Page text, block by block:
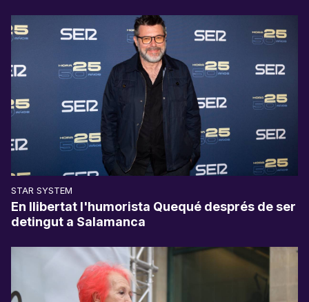
STAR SYSTEM
En llibertat l'humorista Quequé després de ser
detingut a Salamanca